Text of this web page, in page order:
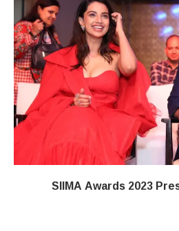
SIIMA Awards 2023